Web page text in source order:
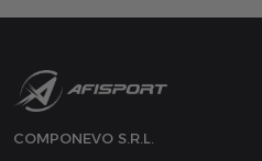
COMPONEVO S.R.L.